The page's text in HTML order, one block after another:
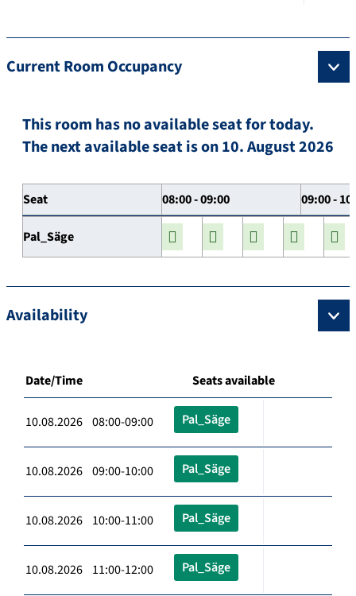
Current Room Occupancy
This room has no available seat for today.
The next available seat is on 10. August 2026
Seat 08:00 - 09:00 09:00 -
Pal_Säge
Availability
Date/Time Seats available
10.08.2026 08:00-09:00 Pal_Säge
10.08.2026 09:00-10:00 Pal_Säge
10.08.2026 10:00-11:00 Pal_Säge
10.08.2026 11:00-12:00 Pal_Säge